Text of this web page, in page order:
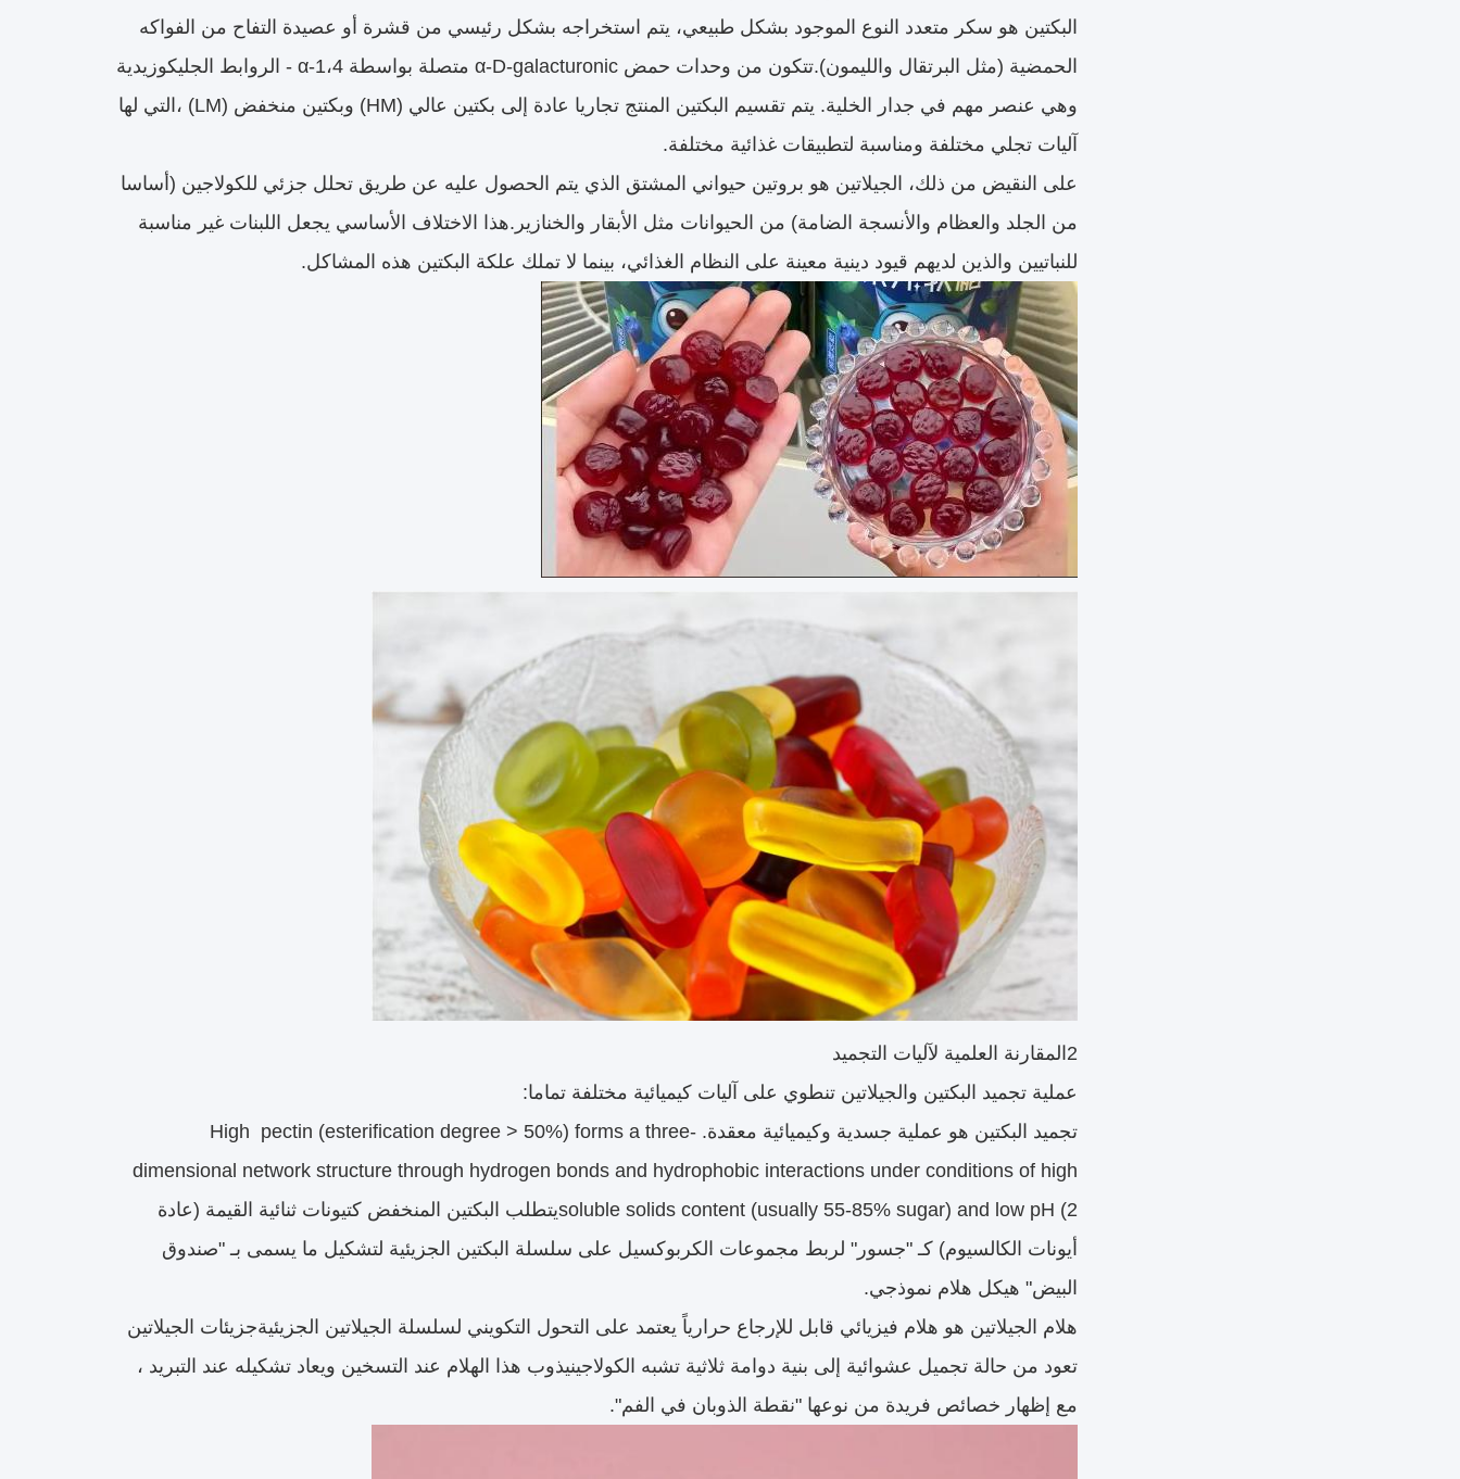
البكتين هو سكر متعدد النوع الموجود بشكل طبيعي، يتم استخراجه بشكل رئيسي من قشرة أو عصيدة التفاح من الفواكه
الحمضية (مثل البرتقال والليمون).تتكون من وحدات حمض α-D-galacturonic متصلة بواسطة α-1،4 - الروابط الجليكوزيدية
وهي عنصر مهم في جدار الخلية. يتم تقسيم البكتين المنتج تجاريا عادة إلى بكتين عالي (HM) وبكتين منخفض (LM) ،التي لها
آليات تجلي مختلفة ومناسبة لتطبيقات غذائية مختلفة.
على النقيض من ذلك، الجيلاتين هو بروتين حيواني المشتق الذي يتم الحصول عليه عن طريق تحلل جزئي للكولاجين (أساسا
من الجلد والعظام والأنسجة الضامة) من الحيوانات مثل الأبقار والخنازير.هذا الاختلاف الأساسي يجعل اللبنات غير مناسبة
للنباتيين والذين لديهم قيود دينية معينة على النظام الغذائي، بينما لا تملك علكة البكتين هذه المشاكل.
2المقارنة العلمية لآليات التجميد
عملية تجميد البكتين والجيلاتين تنطوي على آليات كيميائية مختلفة تماما:
تجميد البكتين هو عملية جسدية وكيميائية معقدة. High pectin (esterification degree > 50%) forms a three-
dimensional network structure through hydrogen bonds and hydrophobic interactions under conditions of high
soluble solids content (usually 55-85% sugar) and low pH (2يتطلب البكتين المنخفض كتيونات ثنائية القيمة (عادة
أيونات الكالسيوم) كـ "جسور" لربط مجموعات الكربوكسيل على سلسلة البكتين الجزيئية لتشكيل ما يسمى بـ "صندوق
البيض" هيكل هلام نموذجي.
هلام الجيلاتين هو هلام فيزيائي قابل للإرجاع حرارياً يعتمد على التحول التكويني لسلسلة الجيلاتين الجزيئيةجزيئات الجيلاتين
تعود من حالة تجميل عشوائية إلى بنية دوامة ثلاثية تشبه الكولاجينيذوب هذا الهلام عند التسخين ويعاد تشكيله عند التبريد ،
مع إظهار خصائص فريدة من نوعها "نقطة الذوبان في الفم".